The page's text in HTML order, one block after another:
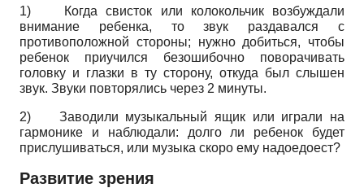
1)
Когда свисток или колокольчик возбуждали
внимание ребенка, то звук раздавался с
противоположной стороны; нужно добиться, чтобы
ребенок приучился безошибочно поворачивать
головку и глазки в ту сторону, откуда был слышен
звук. Звуки повторялись через 2 минуты.
2) Заводили музыкальный ящик или играли на
гармонике и наблюдали: долго ли ребенок будет
прислушиваться, или музыка скоро ему надоедоест?
Развитие зрения